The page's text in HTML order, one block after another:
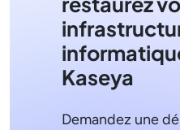
Kaseya
Demandez une